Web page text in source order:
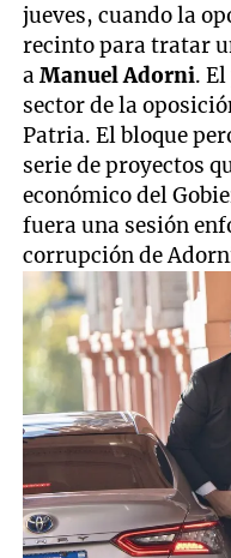
jueves, cuando la
recinto para tratar
aManuel Adorni.
sector de la
Patria. El bloque
serie de proyectos
económico del
fuera una sesión
corrupción de